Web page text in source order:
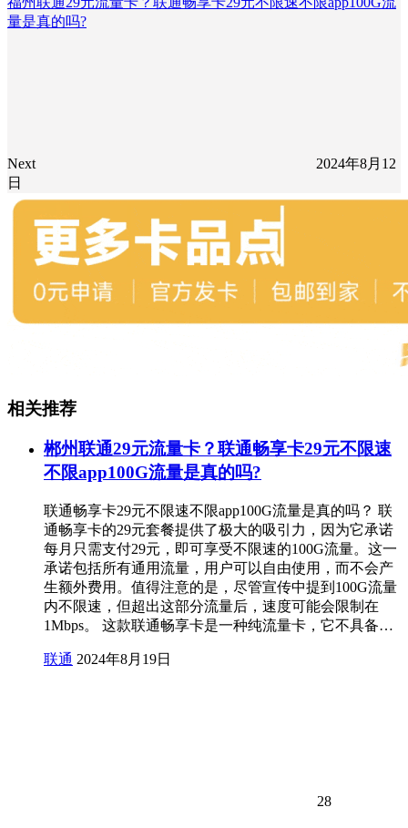
量是真的吗?
Next
2024年8月12
日
相关推荐
郴州联通29元流量卡？联通畅享卡29元不限速
不限app100G流量是真的吗?
联通畅享卡29元不限速不限app100G流量是真的吗？ 联
通畅享卡的29元套餐提供了极大的吸引力，因为它承诺
每月只需支付29元，即可享受不限速的100G流量。这一
承诺包括所有通用流量，用户可以自由使用，而不会产
生额外费用。值得注意的是，尽管宣传中提到100G流量
内不限速，但超出这部分流量后，速度可能会限制在
1Mbps。 这款联通畅享卡是一种纯流量卡，它不具备…
联通 2024年8月19日
28